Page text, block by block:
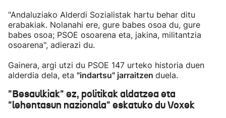
"Andaluziako Alderdi Sozialistak hartu behar ditu
erabakiak. Nolanahi ere, gure babes osoa du, gure
babes osoa; PSOE osoarena eta, jakina, militantzia
osoarena", adierazi du.
Gainera, argi utzi du PSOE 147 urteko historia duen
alderdia dela, eta "indartsu" jarraitzen duela.
"Besaulkiak" ez, politikak aldatzea eta
"lehentasun nazionala" eskatuko du Voxek